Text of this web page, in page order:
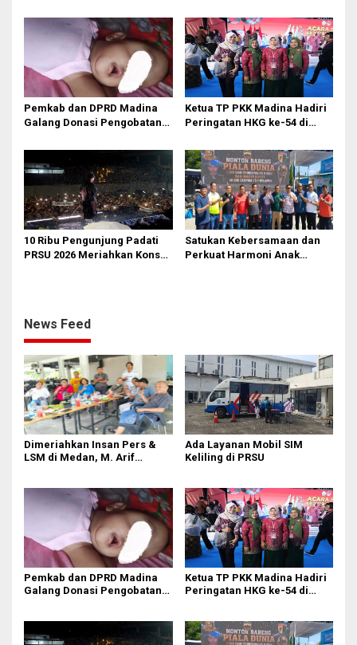
Miladnya
Pemkab dan DPRD Madina
Galang Donasi Pengobatan
Ketua TP PKK Madina Hadiri
Peringatan HKG ke-54 di
10 Ribu Pengunjung Padati
PRSU 2026 Meriahkan Konser
Satukan Kebersamaan dan
Perkuat Harmoni Anak
News Feed
Dimeriahkan Insan Pers &
LSM di Medan, M. Arif
Ada Layanan Mobil SIM
Keliling di PRSU
Pemkab dan DPRD Madina
Galang Donasi Pengobatan
Ketua TP PKK Madina Hadiri
Peringatan HKG ke-54 di